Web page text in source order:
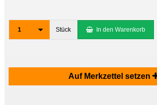
1 Stück In den Warenkorb
Auf Merkzettel setzen